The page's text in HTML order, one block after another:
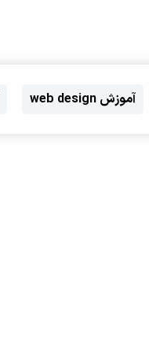
آموزش web design